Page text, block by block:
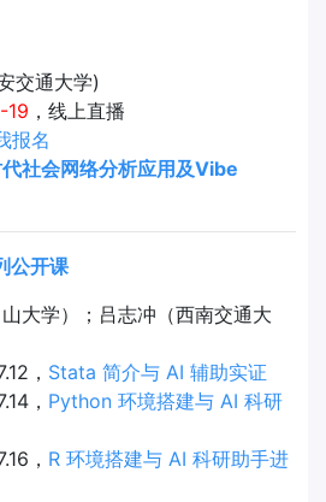
交通大学)
19 ，线上直播
报名
社会网络分析应用及Vibe
公开课
大学）；吕志冲（西南交通大
， Stata 简介与 AI 辅助实证
， Python 环境搭建与 AI 科研
， R 环境搭建与 AI 科研助手进